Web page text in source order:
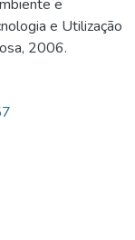
e
e Utilização
2006.